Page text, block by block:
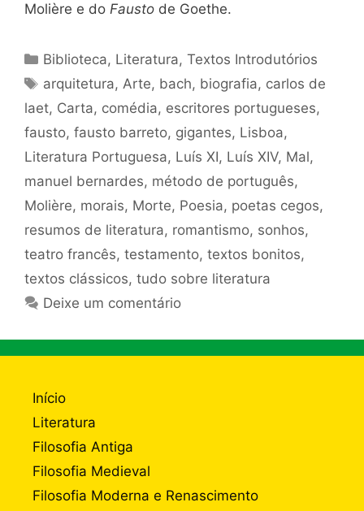
Molière e do Fausto de Goethe.
Categorias
Biblioteca, Literatura,Textos Introdutórios
Tags
arquitetura,Arte, bach, biografia, carlos de
laet, Carta, comédia, escritores portugueses,
fausto, fausto barreto, gigantes, Lisboa,
Literatura Portuguesa, Luís XI, Luís XIV, Mal,
manuel bernardes, método de português,
Molière, morais, Morte, Poesia, poetas cegos,
resumos de literatura, romantismo, sonhos,
teatro francês, testamento, textos bonitos,
textos clássicos, tudo sobre literatura
Deixe um comentário
Início
Literatura
Filosofia Antiga
Filosofia Medieval
Filosofia Moderna e Renascimento